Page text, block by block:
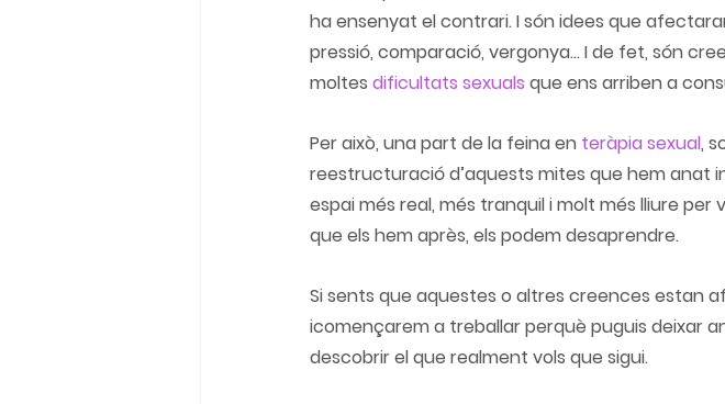
ha ensenyat el contrari. I són idees que
pressió, comparació, vergonya... I de fet, són
moltes dificultats sexuals que ens arriben a
Per això, una part de la feina en teràpia sexual,
reestructuració d’aquests mites que hem anat
espai més real, més tranquil i molt més lliure
que els hem après, els podem desaprendre.
Si sents que aquestes o altres creences estan
icomençarem a treballar perquè puguis deixar
descobrir el que realment vols que sigui.